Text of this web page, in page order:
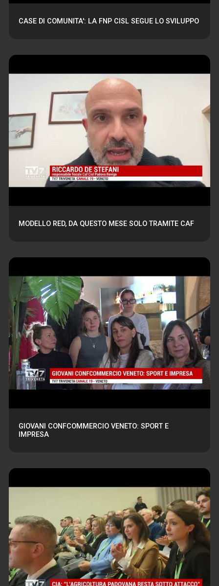
CASE DI COMUNITA': LA FNP CISL SEGUE LO SVILUPPO
MODELLO RED, DA QUESTO MESE SOLO TRAMITE CAF
GIOVANI CONFCOMMERCIO VENETO: SPORT E
IMPRESA